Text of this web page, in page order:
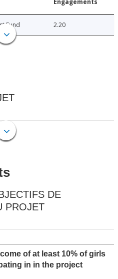
Engagements
Fund 2.20
DE
PROJET
of at least 10% of girls
in in the project